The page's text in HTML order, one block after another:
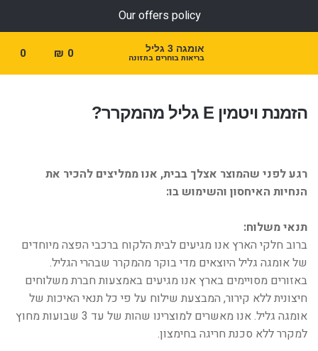
Our offers policy
אומגה 3 גליל
בריאות בוחרים בתזונה ₪ 0
0
הזמנת ויטמין E גליל מהמקרר?
רגע לפני שהמוצר אצלך בבית, אנו ממליצים להכיר את
הנחיות האיחסון והשימוש בו:
תנאי משלוח:
ברוב חלקי הארץ אנו מגיעים לבית הלקוח ברכבי הפצה מיוחדים
של אומגה גליל היוצאים מדי בוקר מהמקרר שבהרי הגליל.
באזורים מסויימים בארץ אנו מגיעים באמצעות חברת משלוחים
חיצונית ללא קירור, המבצעת שילוח על פי כל תנאי האיכות של
אומגה גליל. אנו מאשרים למוצרינו שהות של עד 3 שבועות מחוץ
למקרר ללא סכנת חריגה בחימצון.